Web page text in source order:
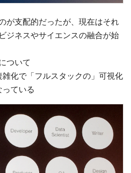
が支配的だったが、現在はそれ
ジネスやサイエンスの融合が始
ついて
化で「フルスタックの」可視化
ている